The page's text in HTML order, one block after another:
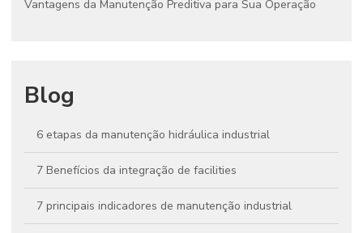
Vantagens da Manutenção Preditiva para Sua Operação
Blog
6 etapas da manutenção hidráulica industrial
7 Benefícios da integração de facilities
7 principais indicadores de manutenção industrial